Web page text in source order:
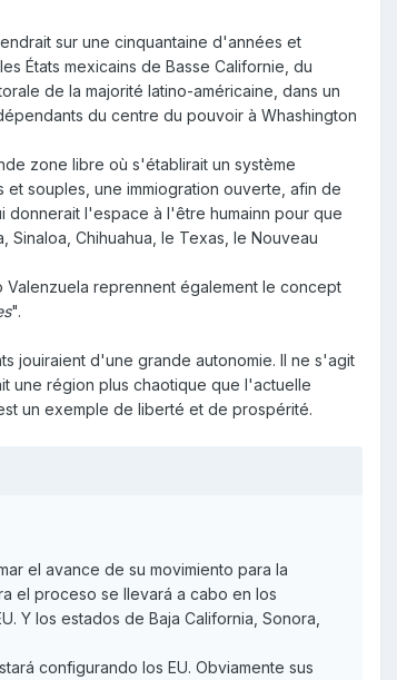
sur une cinquantaine d'années et
États mexicains de Basse Californie, du
de la majorité latino-américaine, dans un
du centre du pouvoir à Whashington
zone libre où s'établirait un système
souples, une immiogration ouverte, afin de
l'espace à l'être humainn pour que
Chihuahua, le Texas, le Nouveau
reprennent également le concept
".
jouiraient d'une grande autonomie. Il ne s'agit
une région plus chaotique que l'actuelle
un exemple de liberté et de prospérité.
el avance de su movimiento para la
el proceso se llevará a cabo en los
Y los estados de Baja California, Sonora,
configurando los EU. Obviamente sus